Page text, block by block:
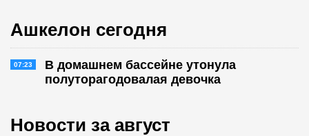
Ашкелон сегодня
07:23
В домашнем бассейне утонула
полуторагодовалая девочка
Новости за август